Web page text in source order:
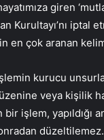
giren
Kurultayı’nı iptal
en çok aranan
kurucu
veya kişilik
işlem, yapıldığı
düzeltilemez.